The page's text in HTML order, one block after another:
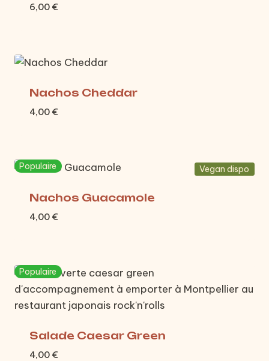
6,00 €
Nachos Cheddar
4,00 €
Populaire Vegan dispo
Nachos Guacamole
4,00 €
Populaire
Salade Caesar Green
4,00 €